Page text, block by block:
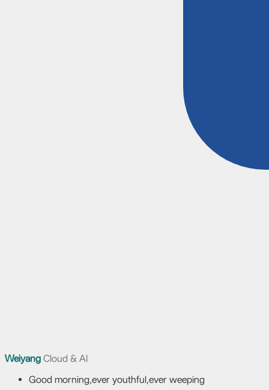
Weiyang Cloud & AI
Good morning,ever youthful,ever weeping